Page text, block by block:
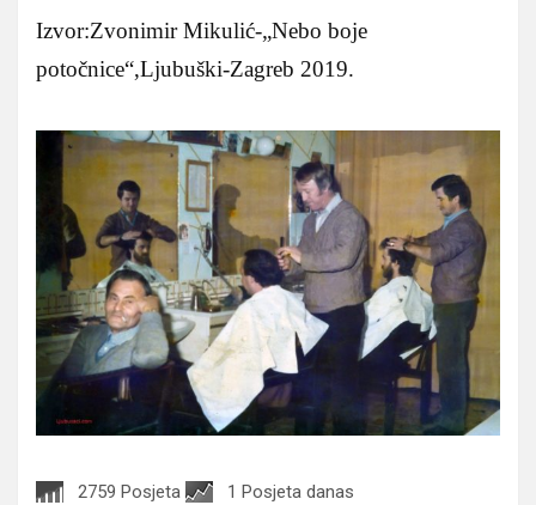
Izvor:Zvonimir Mikulić-„Nebo boje
potočnice“,Ljubuški-Zagreb 2019.
2759 Posjeta 1 Posjeta danas